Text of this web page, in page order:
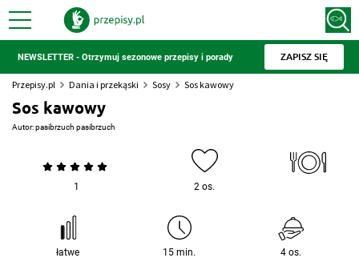
NEWSLETTER - Otrzymuj sezonowe przepisy i porady ZAPISZ SIĘ
Przepisy.pl Dania i przekąski Sosy Sos kawowy
Sos kawowy
Autor:pasibrzuch pasibrzuch
1 2 os.
łatwe 15 min. 4 os.